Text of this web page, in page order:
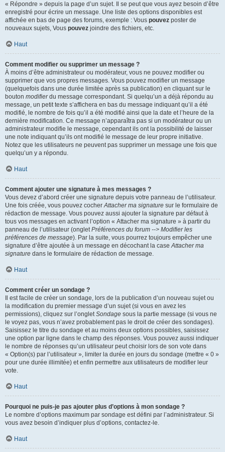
« Répondre » depuis la page d’un sujet. Il se peut que vous ayez besoin d’être
enregistré pour écrire un message. Une liste des options disponibles est
affichée en bas de page des forums, exemple : Vous pouvez poster de
nouveaux sujets, Vous pouvez joindre des fichiers, etc.
Haut
Comment modifier ou supprimer un message ?
À moins d’être administrateur ou modérateur, vous ne pouvez modifier ou
supprimer que vos propres messages. Vous pouvez modifier un message
(quelquefois dans une durée limitée après sa publication) en cliquant sur le
bouton modifierdu message correspondant. Si quelqu’un a déjà répondu au
message, un petit texte s’affichera en bas du message indiquant qu’il a été
modifié, le nombre de fois qu’il a été modifié ainsi que la date et l’heure de la
dernière modification. Ce message n’apparaîtra pas si un modérateur ou un
administrateur modifie le message, cependant ils ont la possibilité de laisser
une note indiquant qu’ils ont modifié le message de leur propre initiative.
Notez que les utilisateurs ne peuvent pas supprimer un message une fois que
quelqu’un y a répondu.
Haut
Comment ajouter une signature à mes messages ?
Vous devez d’abord créer une signature depuis votre panneau de l’utilisateur.
Une fois créée, vous pouvez cocherAttacher ma signature sur le formulaire de
rédaction de message. Vous pouvez aussi ajouter la signature par défaut à
tous vos messages en activant l’option « Attacher ma signature » à partir du
panneau de l’utilisateur (ongletPréférences du forum --> Modifier les
préférences de message). Par la suite, vous pourrez toujours empêcher une
signature d’être ajoutée à un message en décochant la caseAttacher ma
signature dans le formulaire de rédaction de message.
Haut
Comment créer un sondage ?
Il est facile de créer un sondage, lors de la publication d’un nouveau sujet ou
la modification du premier message d’un sujet (si vous en avez les
permissions), cliquez sur l’ongletSondage sous la partie message (si vous ne
le voyez pas, vous n’avez probablement pas le droit de créer des sondages).
Saisissez le titre du sondage et au moins deux options possibles, saisissez
une option par ligne dans le champ des réponses. Vous pouvez aussi indiquer
le nombre de réponses qu’un utilisateur peut choisir lors de son vote dans
« Option(s) par l’utilisateur », limiter la durée en jours du sondage (mettre « 0 »
pour une durée illimitée) et enfin permettre aux utilisateurs de modifier leur
vote.
Haut
Pourquoi ne puis-je pas ajouter plus d’options à mon sondage ?
Le nombre d’options maximum par sondage est défini par l’administrateur. Si
vous avez besoin d’indiquer plus d’options, contactez-le.
Haut